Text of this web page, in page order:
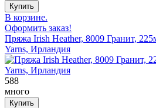
В корзине.
Оформить заказ!
Пряжа Irish Heather, 8009 Гранит,
Yarns, Ирландия
588
много